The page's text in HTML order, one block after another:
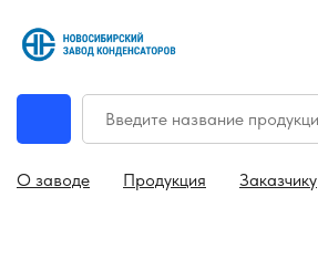
О заводе Продукция Заказчику